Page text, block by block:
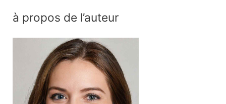
h
à propos de l’auteur